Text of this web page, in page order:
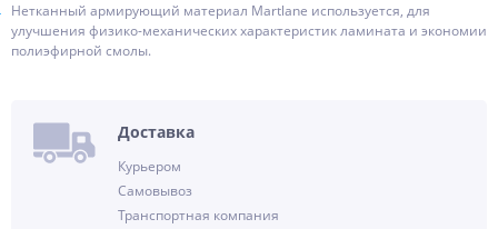
Нетканный армирующий материал Martlane используется, для
улучшения физико-механических характеристик ламината и экономии
полиэфирной смолы.
Доставка
Курьером
Самовывоз
Транспортная компания